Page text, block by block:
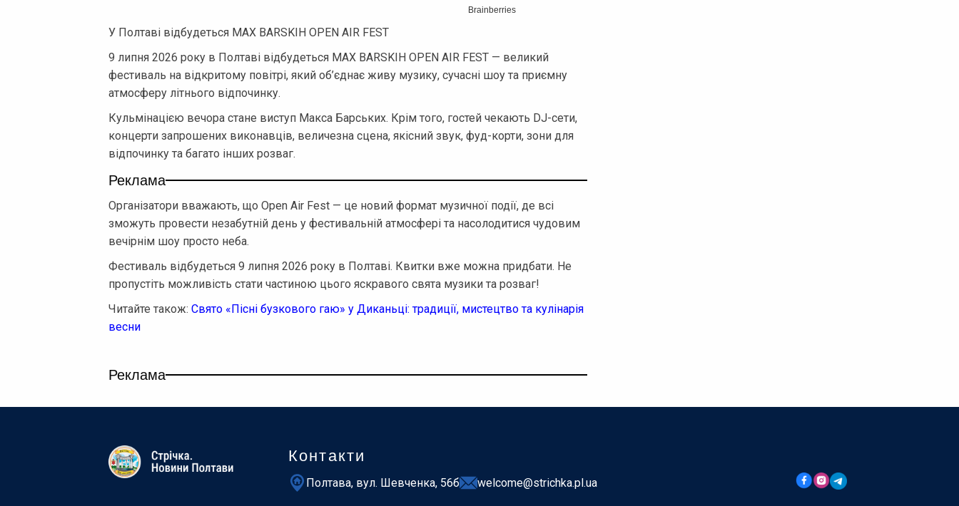
У Полтаві відбудеться MAX BARSKIH OPEN AIR FEST
9 липня 2026 року в Полтаві відбудеться MAX BARSKIH OPEN AIR FEST — великий
фестиваль на відкритому повітрі, який об’єднає живу музику, сучасні шоу та приємну
атмосферу літнього відпочинку.
Кульмінацією вечора стане виступ Макса Барських. Крім того, гостей чекають DJ-сети,
концерти запрошених виконавців, величезна сцена, якісний звук, фуд-корти, зони для
відпочинку та багато інших розваг.
Реклама
Організатори вважають, що Open Air Fest — це новий формат музичної події, де всі
зможуть провести незабутній день у фестивальній атмосфері та насолодитися чудовим
вечірнім шоу просто неба.
Фестиваль відбудеться 9 липня 2026 року в Полтаві. Квитки вже можна придбати. Не
пропустіть можливість стати частиною цього яскравого свята музики та розваг!
Читайте також: Свято «Пісні бузкового гаю» у Диканьці: традиції, мистецтво та кулінарія
весни
Реклама
Контакти
Полтава, вул. Шевченка, 56б welcome@strichka.pl.ua